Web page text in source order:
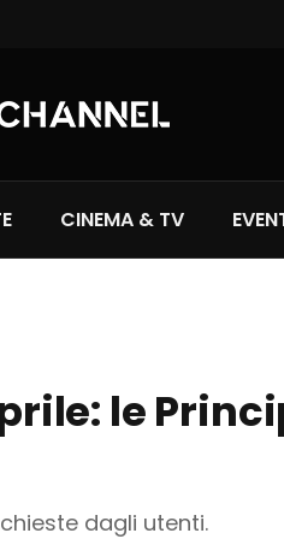
CINEMA & TV
le
dagli utenti.